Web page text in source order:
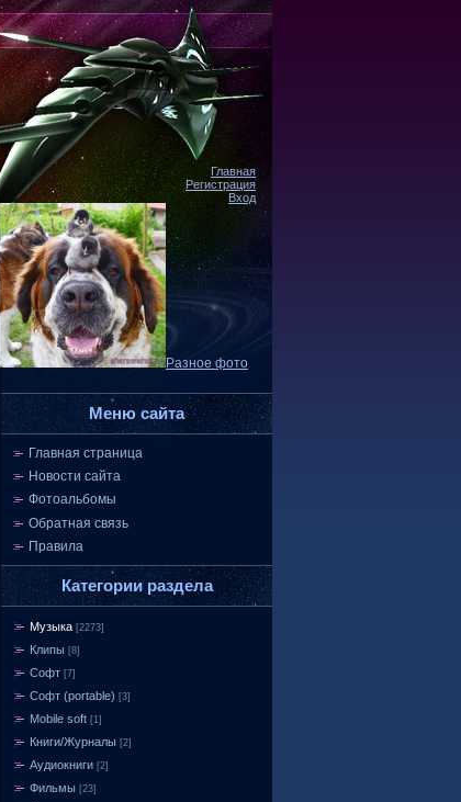
Главная
Регистрация
Вход
Разное фото
Меню сайта
Главная страница
Новости сайта
Фотоальбомы
Обратная связь
Правила
Категории раздела
Музыка [2273]
Клипы [8]
Софт [7]
Софт (portable) [3]
Mobile soft [1]
Книги/Журналы [2]
Аудиокниги [2]
Фильмы [23]